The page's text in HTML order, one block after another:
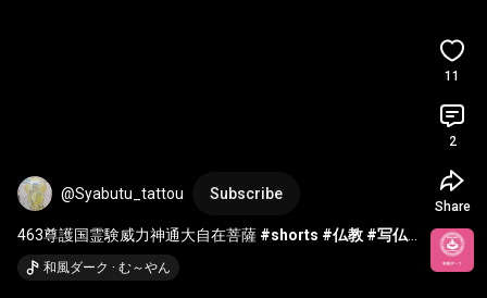
@Syabutu_tattou Subscribe
463尊護国霊験威力神通大自在菩薩 #shorts #仏教 #写仏
#千写仏
和風ダーク · む～やん
11
2
Share